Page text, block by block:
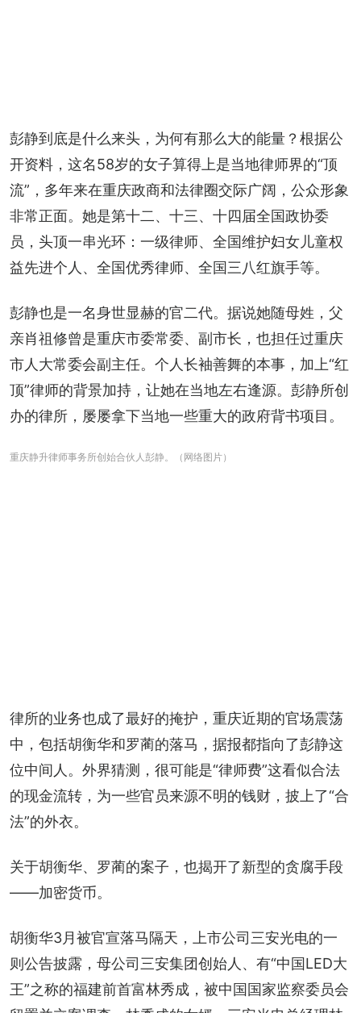
彭静到底是什么来头，为何有那么大的能量？根据公
开资料，这名58岁的女子算得上是当地律师界的“顶
流”，多年来在重庆政商和法律圈交际广阔，公众形象
非常正面。她是第十二、十三、十四届全国政协委
员，头顶一串光环：一级律师、全国维护妇女儿童权
益先进个人、全国优秀律师、全国三八红旗手等。
彭静也是一名身世显赫的官二代。据说她随母姓，父
亲肖祖修曾是重庆市委常委、副市长，也担任过重庆
市人大常委会副主任。个人长袖善舞的本事，加上“红
顶”律师的背景加持，让她在当地左右逢源。彭静所创
办的律所，屡屡拿下当地一些重大的政府背书项目。
重庆静升律师事务所创始合伙人彭静。（网络图片）
律所的业务也成了最好的掩护，重庆近期的官场震荡
中，包括胡衡华和罗蔺的落马，据报都指向了彭静这
位中间人。外界猜测，很可能是“律师费”这看似合法
的现金流转，为一些官员来源不明的钱财，披上了“合
法”的外衣。
关于胡衡华、罗蔺的案子，也揭开了新型的贪腐手段
——加密货币。
胡衡华3月被官宣落马隔天，上市公司三安光电的一
则公告披露，母公司三安集团创始人、有“中国LED大
王”之称的福建前首富林秀成，被中国国家监察委员会